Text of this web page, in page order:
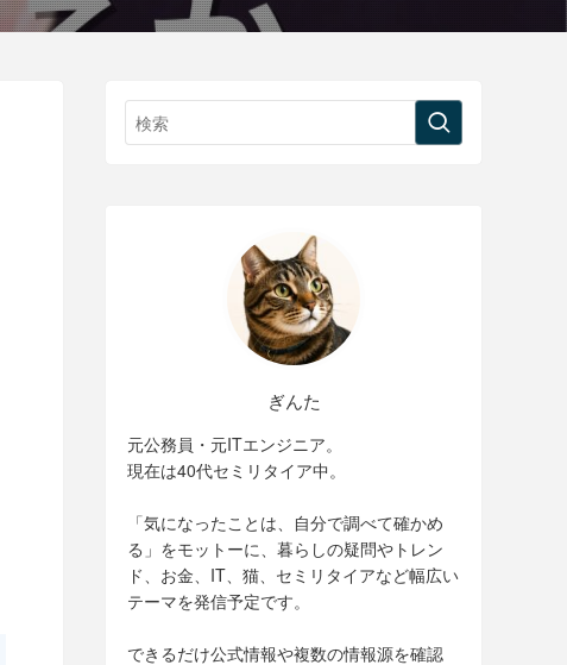
ぎんた
元公務員・元ITエンジニア。
現在は40代セミリタイア中。
「気になったことは、自分で調べて確かめ
る」をモットーに、暮らしの疑問やトレン
ド、お金、IT、猫、セミリタイアなど幅広い
テーマを発信予定です。
できるだけ公式情報や複数の情報源を確認